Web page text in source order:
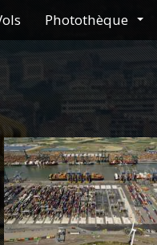
Photothèque